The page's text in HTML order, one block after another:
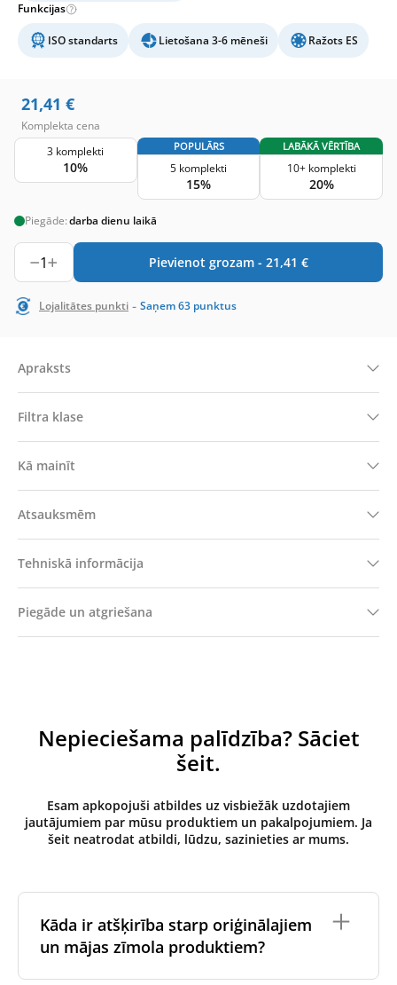
Funkcijas
ISO standarts Lietošana 3-6 mēneši Ražots ES
21,41 €
Komplekta cena
3 komplekti
10%
POPULĀRS
5 komplekti
15%
LABĀKĀ VĒRTĪBA
10+ komplekti
20%
Piegāde:darba dienu laikā
1 Pievienot grozam - 21,41 €
Lojalitātes punkti - Saņem63 punktus
Apraksts
Filtra klase
Kā mainīt
Atsauksmēm
Tehniskā informācija
Piegāde un atgriešana
Nepieciešama palīdzība? Sāciet
šeit.
Esam apkopojuši atbildes uz visbiežāk uzdotajiem
jautājumiem par mūsu produktiem un pakalpojumiem. Ja
šeit neatrodat atbildi, lūdzu, sazinieties ar mums.
Kāda ir atšķirība starp oriģinālajiem
un mājas zīmola produktiem?